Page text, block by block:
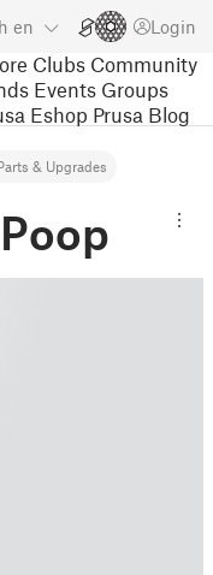
en Login
Clubs Community
Events Groups
Eshop Prusa Blog
& Upgrades